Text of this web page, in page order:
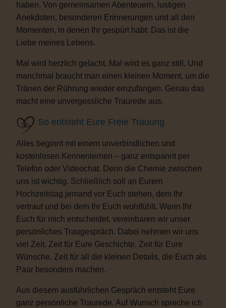
haben. Von gemeinsamen Abenteuern, lustigen
Anekdoten, besonderen Erinnerungen und all den
Momenten, in denen Ihr gespürt habt: Das ist die
Liebe meines Lebens.
Mal wird herzlich gelacht. Mal wird es ganz still. Und
manchmal braucht man einen kleinen Moment, um die
Tränen der Rührung wieder einzufangen. Genau das
macht eine unvergessliche Traurede aus.
So entsteht Eure Freie Trauung
Alles beginnt mit einem unverbindlichen und
kostenlosen Kennenlernen – ganz entspannt per
Telefon oder Videochat. Denn die Chemie zwischen
uns ist wichtig. Schließlich soll an Eurem
Hochzeitstag jemand vor Euch stehen, dem Ihr
vertraut und bei dem Ihr Euch wohlfühlt. Wenn Ihr
Euch für mich entscheidet, vereinbaren wir unser
persönliches Traugespräch. Dabei nehmen wir uns
viel Zeit. Zeit für Eure Geschichte. Zeit für Eure
Wünsche. Zeit für all die kleinen Details, die Euch als
Paar besonders machen.
Aus diesem ausführlichen Gespräch entsteht Eure
ganz persönliche Traurede. Auf Wunsch spreche ich